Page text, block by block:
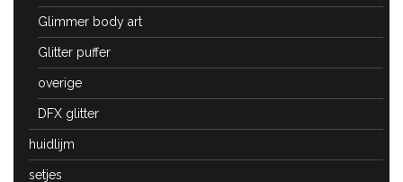
Glimmer body art
Glitter puffer
overige
DFX glitter
huidlijm
setjes